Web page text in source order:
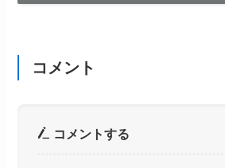
コメント
コメントする